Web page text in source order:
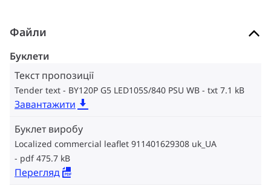
Файли
Буклети
Текст пропозиції
Tender text - BY120P G5 LED105S/840 PSU WB txt 7.1 kB
Завантажити
Буклет виробу
Localized commercial leaflet 911401629308 uk_UA
pdf 475.7 kB
Перегляд